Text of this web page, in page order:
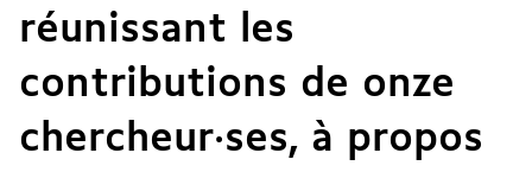
réunissant les
contributions de onze
chercheur·ses, à propos